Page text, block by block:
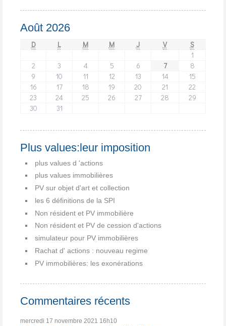
Août 2026
D L M M J V
S
1
2
3 4 5 6 7
8
9
10 11 12 13 14
15
16
17 18 19 20 21
22
23
24 25 26 27 28
29
30
31
Plus values:leur imposition
plus values d 'actions
plus values immobilières
PV sur objet d'art et collection
les 6 définitions de la SPI
Non résident et PV immobilière
Non résident et PV de cession d'actions
simulateur pour PV immobilières
Rachat d' actions : nouveau regime
PV immobilières: les exonérations
Commentaires récents
mercredi 17 novembre 2021 16h10